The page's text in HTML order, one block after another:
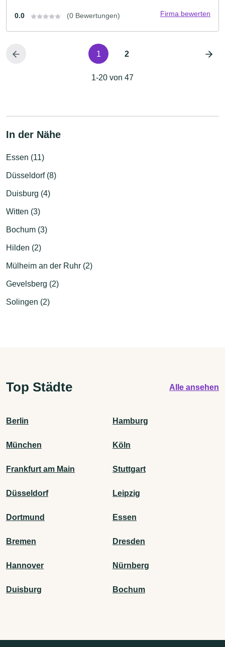
0.0 (0 Bewertungen) Firma bewerten
1 2
1-20 von 47
In der Nähe
Essen (11)
Düsseldorf (8)
Duisburg (4)
Witten (3)
Bochum (3)
Hilden (2)
Mülheim an der Ruhr (2)
Gevelsberg (2)
Solingen (2)
Top Städte Alle ansehen
Berlin Hamburg
München Köln
Frankfurt am Main Stuttgart
Düsseldorf Leipzig
Dortmund Essen
Bremen Dresden
Hannover Nürnberg
Duisburg Bochum